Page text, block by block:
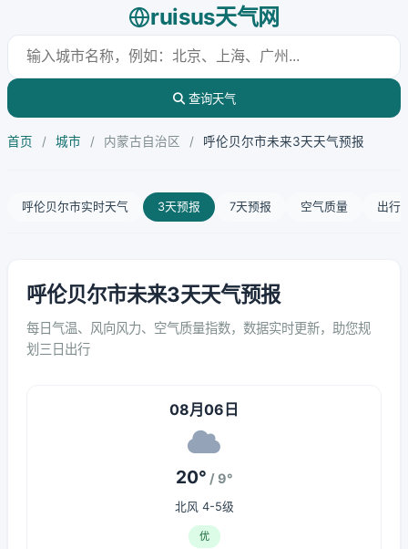
ruisus天气网
查询天气
首页 / 城市 / 内蒙古自治区 / 呼伦贝尔市未来3天天气预报
呼伦贝尔市实时天气 3天预报 7天预报 空气质量 出行
呼伦贝尔市未来3天天气预报
每日气温、风向风力、空气质量指数，数据实时更新，助您规
划三日出行
08月06日
20° / 9°
北风 4-5级
优